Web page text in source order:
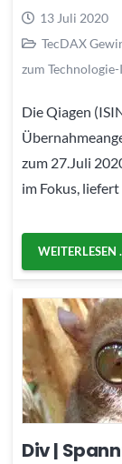
13 Juli 2020
TecDAX
zum
Die Qiagen
zum 27.Juli
im Fokus,
WEITERLESEN
Div |